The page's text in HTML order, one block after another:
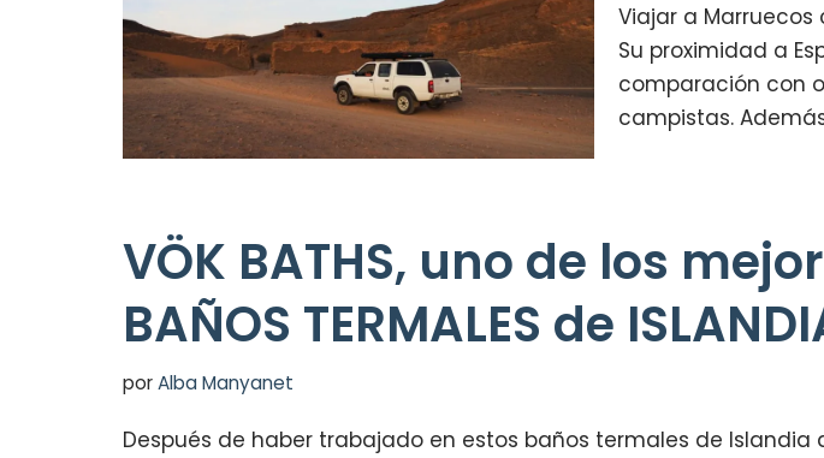
Viajar a
Su proximidad a
comparación con
campistas.
VÖK BATHS, uno de los
BAÑOS TERMALES de
porAlba Manyanet
Después de haber trabajado en estos baños termales de Islandia